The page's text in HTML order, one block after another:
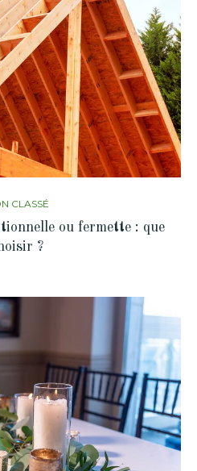
CLASSÉ
ou fermette : que
?